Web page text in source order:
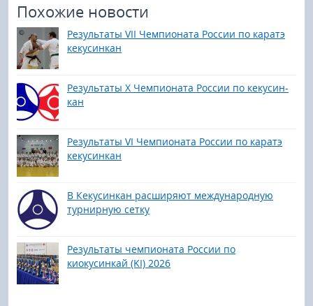
Похожие новости
Результаты VII Чемпионата России по каратэ
кекусинкан
Результаты Х Чемпионата России по кекусин-
кан
Результаты VI Чемпионата России по каратэ
кекусинкан
В Кекусинкан расширяют международную
турнирную сетку
Результаты чемпионата России по
киокусинкай (KI) 2026